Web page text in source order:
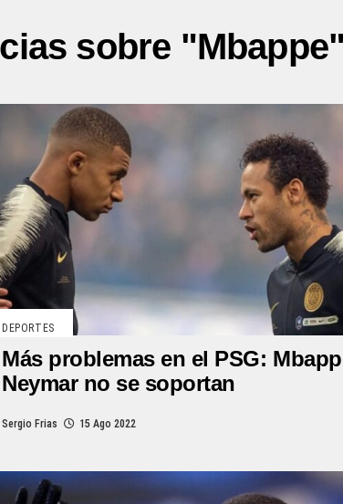
sobre
DEPORTES
Más problemas en el PSG:
Neymar no se soportan
Sergio Frias 15 Ago 2022